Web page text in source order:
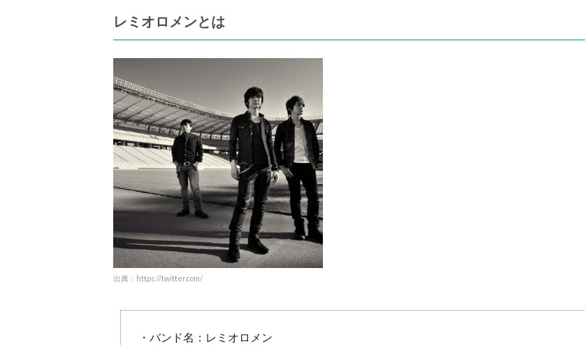
レミオロメンとは
出典：https://twitter.com/
・バンド名：レミオロメン